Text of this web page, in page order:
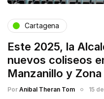
Cartagena
Este 2025, la
nuevos coliseos
Manzanillo y
Por Anibal Theran Tom 15